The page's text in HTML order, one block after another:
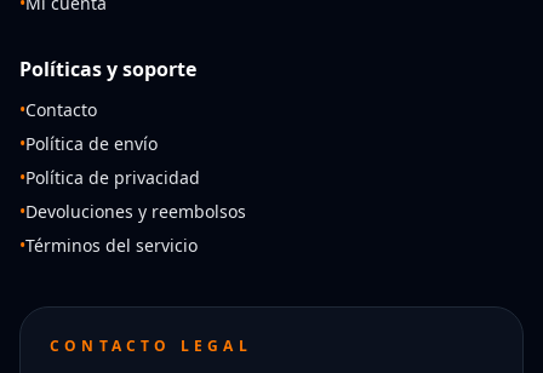
Políticas y soporte
•Contacto
•Política de envío
•Política de privacidad
•Devoluciones y reembolsos
•Términos del servicio
CONTACTO LEGAL